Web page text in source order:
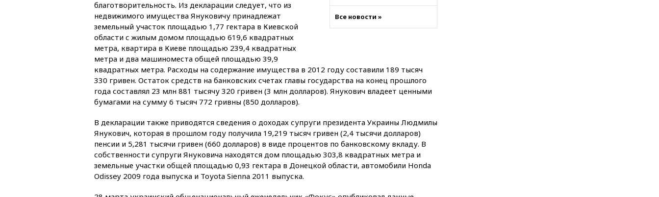
19:00 Открытое горение на
складе в Брянске
сухогрузам в Черном море
18:47Школьники из РФ стали
абсолютными чемпионами на
результате удара ВСУ по
многоэтажке в Керчи
18:25 Беспилотник атаковал
турецкий сухогруз у
побережья Новороссийска
Все новости »
благотворительность. Из декларации следует, что из
недвижимого имущества Януковичу принадлежат
земельный участок площадью 1,77 гектара в Киевской
области с жилым домом площадью 619,6 квадратных
метра, квартира в Киеве площадью 239,4 квадратных
метра и два машиноместа общей площадью 39,9
квадратных метра. Расходы на содержание имущества в 2012 году составили 189 тысяч
330 гривен. Остаток средств на банковских счетах главы государства на конец прошлого
года составлял 23 млн 881 тысячу 320 гривен (3 млн долларов). Янукович владеет ценными
бумагами на сумму 6 тысяч 772 гривны (850 долларов).
В декларации также приводятся сведения о доходах супруги президента Украины Людмилы
Янукович, которая в прошлом году получила 19,219 тысяч гривен (2,4 тысячи долларов)
пенсии и 5,281 тысячи гривен (660 долларов) в виде процентов по банковскому вкладу. В
собственности супруги Януковича находятся дом площадью 303,8 квадратных метра и
земельные участки общей площадью 0,93 гектара в Донецкой области, автомобили Honda
Odissey 2009 года выпуска и Тоуоtа Sienna 2011 выпуска.